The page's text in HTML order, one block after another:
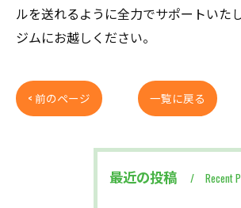
ルを送れるように全力でサポートいた
ジムにお越しください。
< 前のページ 一覧に戻る
最近の投稿 Recent